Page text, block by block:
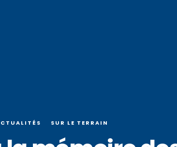
SUR LE TERRAIN